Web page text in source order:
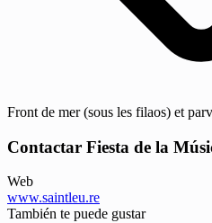
Front de mer (sous les filaos) et
Contactar Fiesta de la
Web
www.saintleu.re
También te puede gustar